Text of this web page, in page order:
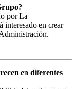
por La
interesado en crear
en diferentes